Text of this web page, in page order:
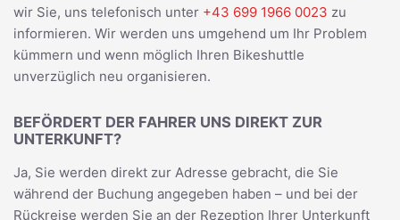
wir Sie, uns telefonisch unter +43 699 1966 0023 zu
informieren. Wir werden uns umgehend um Ihr Problem
kümmern und wenn möglich Ihren Bikeshuttle
unverzüglich neu organisieren.
BEFÖRDERT DER FAHRER UNS DIREKT ZUR
UNTERKUNFT?
Ja, Sie werden direkt zur Adresse gebracht, die Sie
während der Buchung angegeben haben – und bei der
Rückreise werden Sie an der Rezeption Ihrer Unterkunft